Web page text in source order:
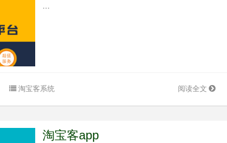
...
阅读全文
淘宝客系统
淘宝客app